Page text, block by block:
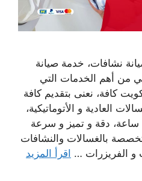
نشافات، خدمة صيانة
من أهم الخدمات التي
كافة، نعنى بتقديم كافة
العادية و الأتوماتيكية،
نوفر خدماتنا على مدار 24 ساعة، دقة و تميز و سرعة
بالغسالات والنشافات
و الفريزرات … اقرأ المزيد